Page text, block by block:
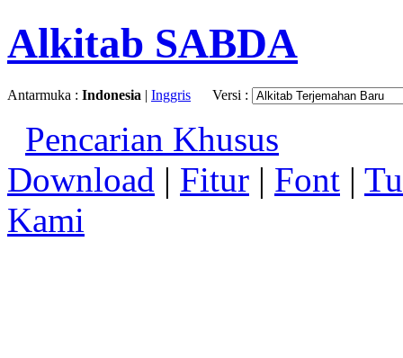
Alkitab SABDA
Antarmuka : Indonesia | Inggris Versi :
Pencarian Khusus
Download | Fitur | Font |
Kami